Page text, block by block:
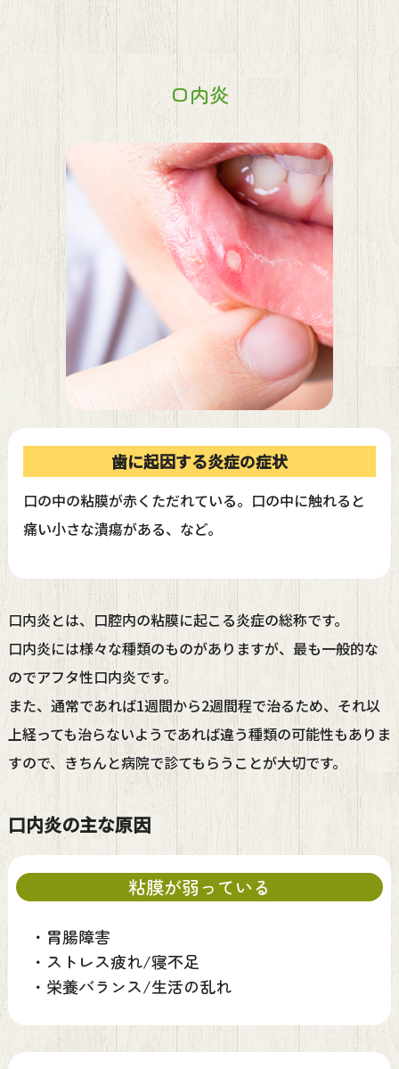
口内炎
歯に起因する炎症の症状
口の中の粘膜が赤くただれている。口の中に触れると
痛い小さな潰瘍がある、など。
口内炎とは、口腔内の粘膜に起こる炎症の総称です。
口内炎には様々な種類のものがありますが、最も一般的な
のでアフタ性口内炎です。
また、通常であれば1週間から2週間程で治るため、それ以
上経っても治らないようであれば違う種類の可能性もありま
すので、きちんと病院で診てもらうことが大切です。
口内炎の主な原因
粘膜が弱っている
・ 胃腸障害
・ ストレス疲れ/寝不足
・ 栄養バランス/生活の乱れ